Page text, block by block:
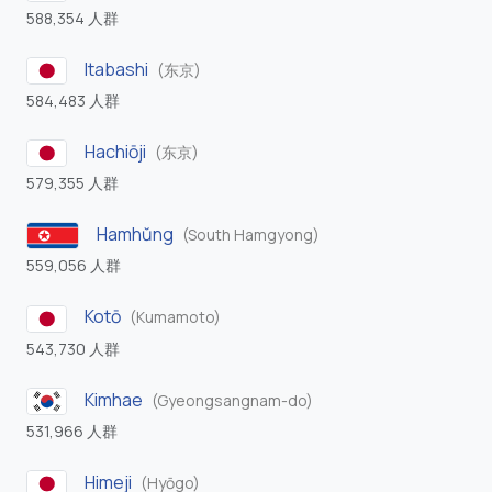
588,354 人群
Itabashi (东京)
584,483 人群
Hachiōji (东京)
579,355 人群
Hamhŭng (South Hamgyong)
559,056 人群
Kotō (Kumamoto)
543,730 人群
Kimhae (Gyeongsangnam-do)
531,966 人群
Himeji (Hyōgo)